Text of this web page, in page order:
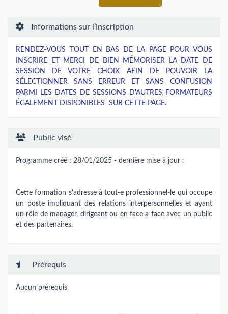
Informations sur l’inscription
RENDEZ-VOUS TOUT EN BAS DE LA PAGE POUR VOUS
INSCRIRE ET MERCI DE BIEN MÉMORISER LA DATE DE
SESSION DE VOTRE CHOIX AFIN DE POUVOIR LA
SÉLECTIONNER SANS ERREUR ET SANS CONFUSION
PARMI LES DATES DE SESSIONS D'AUTRES FORMATEURS
ÉGALEMENT DISPONIBLES SUR CETTE PAGE.
Public visé
Programme créé : 28/01/2025 - dernière mise à jour :
Cette formation s'adresse à tout-e professionnel-le qui occupe
un poste impliquant des relations interpersonnelles et ayant
un rôle de manager, dirigeant ou en face a face avec un public
et des partenaires.
Prérequis
Aucun prérequis